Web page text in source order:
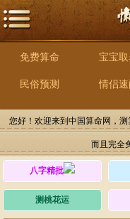
免费算命 宝宝取
民俗预测 情侣
您好！欢迎来到中国算命网，
而且完全
八字精批
测桃花运